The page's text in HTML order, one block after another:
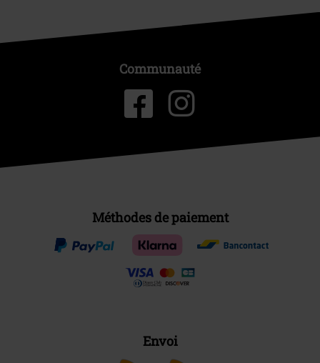
Communauté
Méthodes de paiement
Envoi